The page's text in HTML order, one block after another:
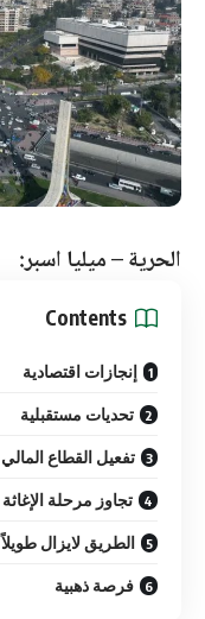
الحرية – ميليا اسبر:
Contents
إنجازات اقتصادية
تحديات مستقبلية
تفعيل القطاع المالي
تجاوز مرحلة الإغاثة
الطريق لايزال طويلاً
فرصة ذهبية